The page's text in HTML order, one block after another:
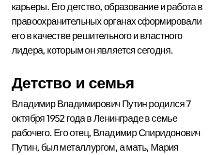
карьеры. Его детство, образование и работа в
правоохранительных органах сформировали
его в качестве решительного и властного
лидера, которым он является сегодня.
Детство и семья
Владимир Владимирович Путин родился 7
октября 1952 года в Ленинграде в семье
рабочего. Его отец, Владимир Спиридонович
Путин, был металлургом, а мать, Мария